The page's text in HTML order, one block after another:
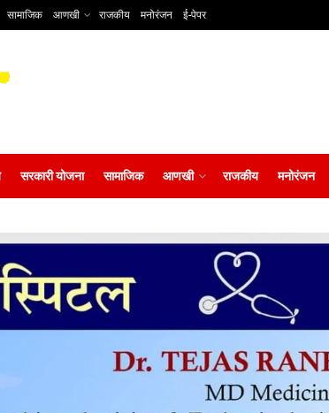
सामाजिक आणखी राजकीय मनोरंजन ई-पेपर
सरकारी योजना सामाजिक आणखी राजकीय मनोरंजन